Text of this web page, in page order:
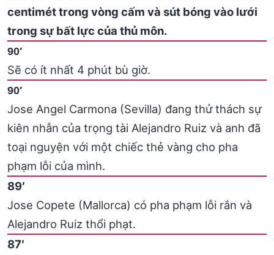
centimét trong vòng cấm và sút bóng vào lưới
trong sự bất lực của thủ môn.
90′
Sẽ có ít nhất 4 phút bù giờ.
90′
Jose Angel Carmona (Sevilla) đang thử thách sự
kiên nhẫn của trọng tài Alejandro Ruiz và anh đã
toại nguyện với một chiếc thẻ vàng cho pha
phạm lỗi của mình.
89′
Jose Copete (Mallorca) có pha phạm lỗi rắn và
Alejandro Ruiz thổi phạt.
87′